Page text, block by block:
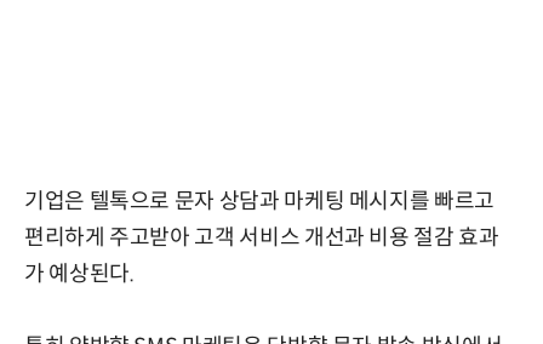
기업은 텔톡으로 문자 상담과 마케팅 메시지를 빠르고
편리하게 주고받아 고객 서비스 개선과 비용 절감 효과
가 예상된다.